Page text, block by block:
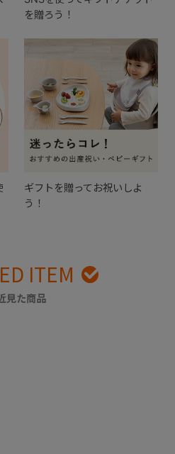
を贈ろう！
ギフトを贈ってお祝いしよ
う！
ITEM
見た商品